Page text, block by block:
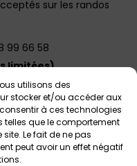
utilisons des
stocker et/ou accéder aux
à ces technologies
telles que le comportement
Le fait de ne pas
peut avoir un effet négatif
sur les randos
99 66 58
limitées)
à venir Voir tout